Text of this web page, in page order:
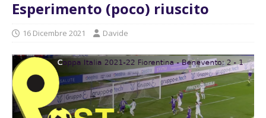
Esperimento (poco) riuscito
16 Dicembre 2021 Davide